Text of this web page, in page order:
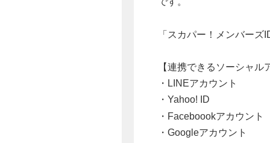
「スカパー！メンバー
【連携できるソーシャル
・LINEアカウント
・Yahoo! ID
・Faceboookアカウント
・Googleアカウント